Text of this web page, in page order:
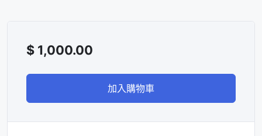
(Two-hand Coordination)
$ 1,000.00
加入購物車